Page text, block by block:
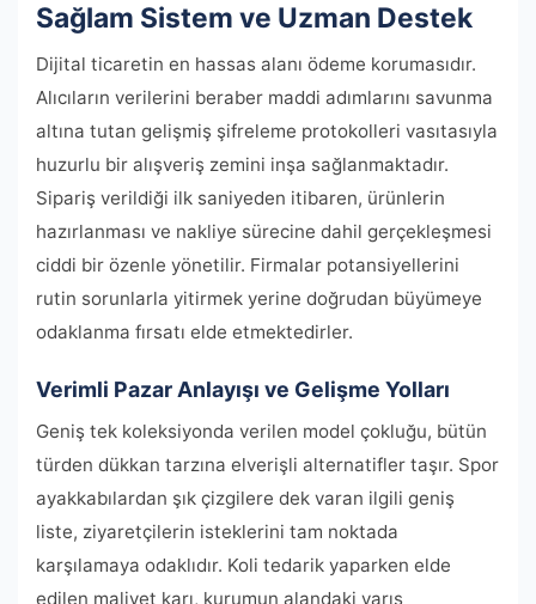
Sağlam Sistem ve Uzman Destek
Dijital ticaretin en hassas alanı ödeme korumasıdır.
Alıcıların verilerini beraber maddi adımlarını savunma
altına tutan gelişmiş şifreleme protokolleri vasıtasıyla
huzurlu bir alışveriş zemini inşa sağlanmaktadır.
Sipariş verildiği ilk saniyeden itibaren, ürünlerin
hazırlanması ve nakliye sürecine dahil gerçekleşmesi
ciddi bir özenle yönetilir. Firmalar potansiyellerini
rutin sorunlarla yitirmek yerine doğrudan büyümeye
odaklanma fırsatı elde etmektedirler.
Verimli Pazar Anlayışı ve Gelişme Yolları
Geniş tek koleksiyonda verilen model çokluğu, bütün
türden dükkan tarzına elverişli alternatifler taşır. Spor
ayakkabılardan şık çizgilere dek varan ilgili geniş
liste, ziyaretçilerin isteklerini tam noktada
karşılamaya odaklıdır. Koli tedarik yaparken elde
edilen maliyet karı, kurumun alandaki yarış